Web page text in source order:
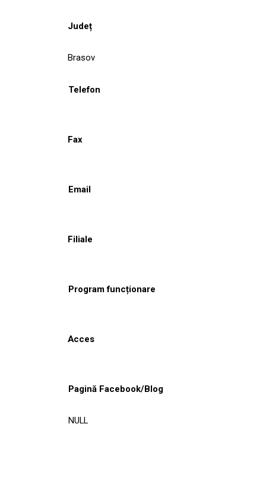
Județ
Brasov
Telefon
Fax
Email
Filiale
Program funcționare
Acces
Pagină Facebook/Blog
NULL